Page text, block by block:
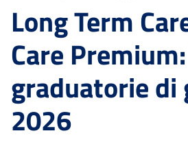
Long Term
Care
graduatorie di
2026